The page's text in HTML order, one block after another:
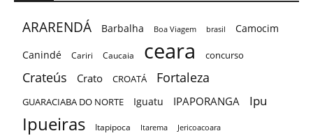
ARARENDÁ Barbalha Boa Viagem brasil
Camocim
Canindé
Cariri Caucaia ceara concurso
Crateús Crato CROATÁ Fortaleza
GUARACIABA DO NORTE Iguatu IPAPORANGA Ipu
Ipueiras Itapipoca Itarema Jericoacoara